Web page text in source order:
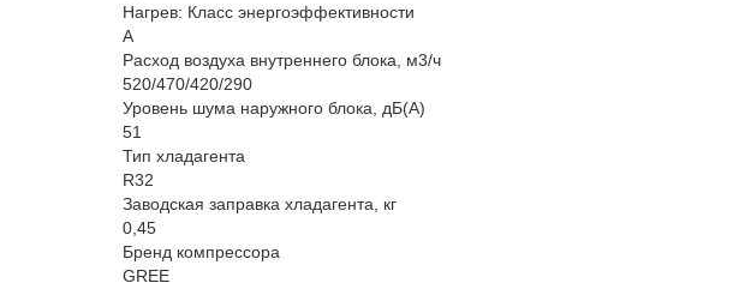
Нагрев: Класс энергоэффективности
A
Расход воздуха внутреннего блока, м3/ч
520/470/420/290
Уровень шума наружного блока, дБ(А)
51
Тип хладагента
R32
Заводская заправка хладагента, кг
0,45
Бренд компрессора
GREE